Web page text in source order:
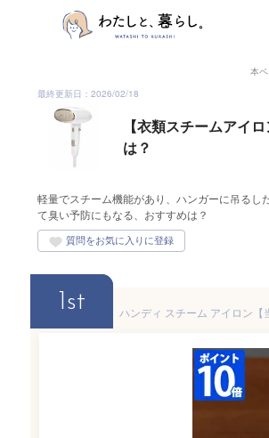
本
最終更新日：2026/02/18
【衣類スチームアイ
は？
軽量でスチーム機能があり、ハンガーに吊る
て臭い予防にもなる、おすすめは？
1st